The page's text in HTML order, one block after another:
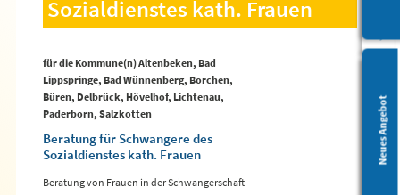
Leichte Sprache
Neues Angebot
Sozialdienstes kath. Frauen
für die Kommune(n) Altenbeken, Bad
Lippspringe, Bad Wünnenberg, Borchen,
Büren, Delbrück, Hövelhof, Lichtenau,
Paderborn, Salzkotten
Beratung für Schwangere des
Sozialdienstes kath. Frauen
Beratung von Frauen in der Schwangerschaft